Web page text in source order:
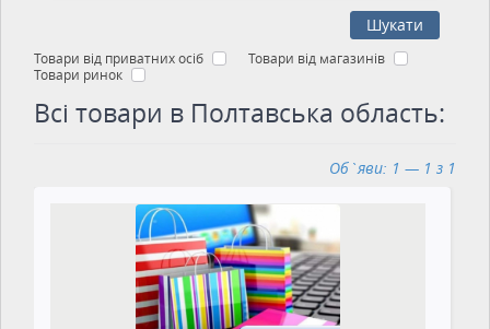
Шукати
Товари від приватних осіб
Товари від магазинів
Товари ринок
Всі товари в Полтавська область:
Об`яви: 1 — 1 з 1